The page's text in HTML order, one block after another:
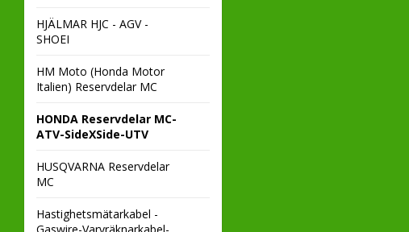
HJÄLMAR HJC - AGV -
SHOEI
HM Moto (Honda Motor
Italien) Reservdelar MC
HONDA Reservdelar MC-
ATV-SideXSide-UTV
HUSQVARNA Reservdelar
MC
Hastighetsmätarkabel -